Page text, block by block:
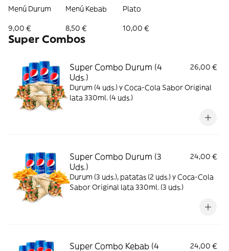
Menú Durum
9,00 €
Menú Kebab
8,50 €
Plato
10,00 €
Super Combos
Super Combo Durum (4
Uds.)
26,00 €
Durum (4 uds.) y Coca-Cola Sabor Original
lata 330ml. (4 uds.)
Super Combo Durum (3
Uds.)
24,00 €
Durum (3 uds.), patatas (2 uds.) y Coca-Cola
Sabor Original lata 330ml. (3 uds.)
Super Combo Kebab (4
24,00 €